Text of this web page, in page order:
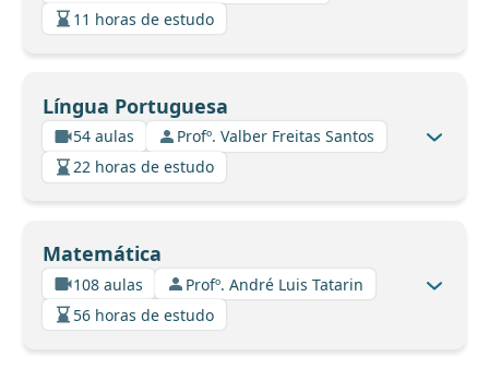
11 horas de estudo
Língua Portuguesa
54 aulas
Profº. Valber Freitas Santos
22 horas de estudo
Matemática
108 aulas
Profº. André Luis Tatarin
56 horas de estudo